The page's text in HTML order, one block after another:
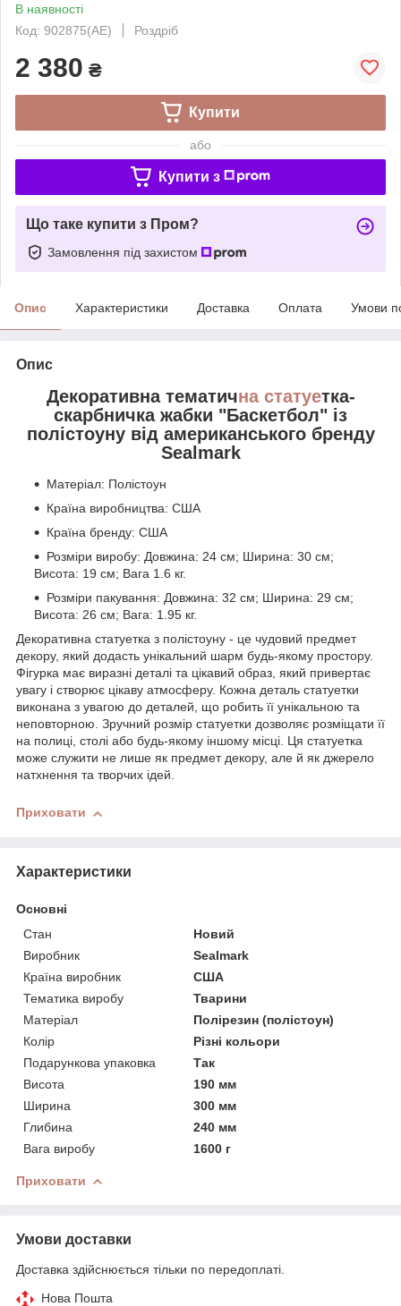
В наявності
Код: 902875(АЕ)
Роздріб
2 380 ₴
Купити
або
Купити з
Що таке купити з Пром?
Замовлення під захистом
Опис Характеристики Доставка Оплата Умови
Опис
Декоративна тематична статуетка-
скарбничка жабки "Баскетбол" із
полістоуну від американського бренду
Sealmark
Матеріал: Полістоун
Країна виробництва: США
Країна бренду: США
Розміри виробу: Довжина: 24 см; Ширина: 30 см;
Висота: 19 см; Вага 1.6 кг.
Розміри пакування: Довжина: 32 см; Ширина: 29 см;
Висота: 26 см; Вага: 1.95 кг.
Декоративна статуетка з полістоуну - це чудовий предмет
декору, який додасть унікальний шарм будь-якому простору.
Фігурка має виразні деталі та цікавий образ, який привертає
увагу і створює цікаву атмосферу. Кожна деталь статуетки
виконана з увагою до деталей, що робить її унікальною та
неповторною. Зручний розмір статуетки дозволяє розміщати її
на полиці, столі або будь-якому іншому місці. Ця статуетка
може служити не лише як предмет декору, але й як джерело
натхнення та творчих ідей.
Приховати
Характеристики
Основні
Стан
Новий
Виробник
Sealmark
Країна виробник
США
Тематика виробу
Тварини
Матеріал
Полірезин (полістоун)
Колір
Різні кольори
Подарункова упаковка
Так
Висота
190 мм
Ширина
300 мм
Глибина
240 мм
Вага виробу
1600 г
Приховати
Умови доставки
Доставка здійснюється тільки по передоплаті.
Нова Пошта